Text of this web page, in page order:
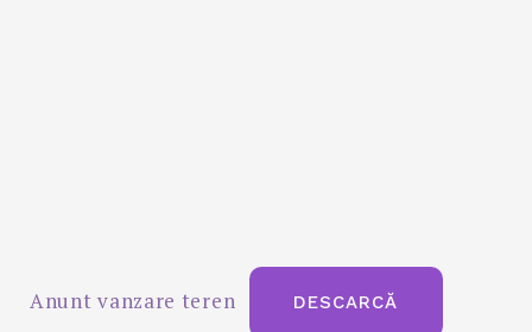
Anunt vanzare teren DESCARCĂ